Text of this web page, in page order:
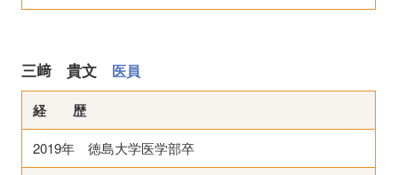
三﨑 貴文 医員
経 歴
2019年 徳島大学医学部卒